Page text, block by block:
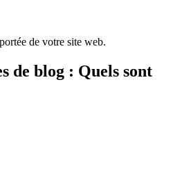
de votre site web.
de blog : Quels sont